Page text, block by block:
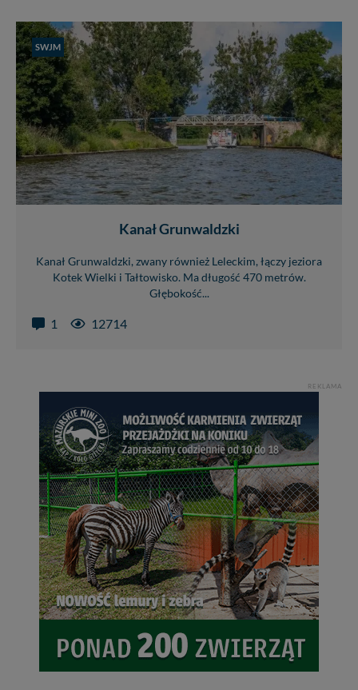
SWJM
Kanał Grunwaldzki
Kanał Grunwaldzki, zwany również Leleckim, łączy jeziora
Kotek Wielki i Tałtowisko. Ma długość 470 metrów.
Głębokość...
1 12714
REKLAMA